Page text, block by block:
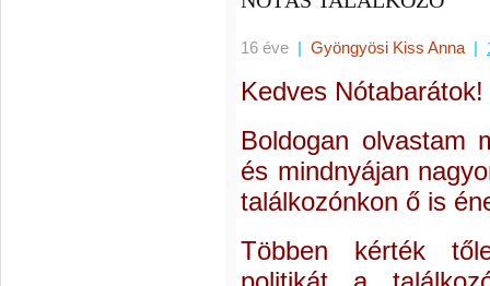
16 éve | Gyöngyösi Kiss Anna |
Kedves Nótabarátok!
Boldogan olvastam
és mindnyájan
találkozónkon ő is
Többen kérték